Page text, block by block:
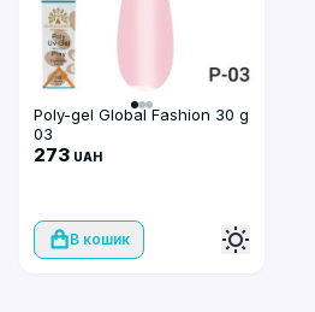
Poly-gel Global Fashion 30 g
03
273 UAH
В кошик